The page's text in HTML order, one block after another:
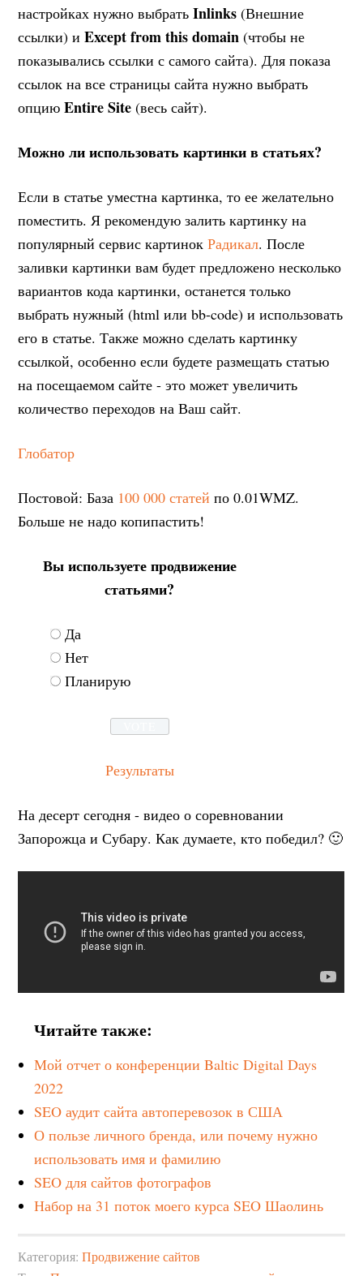
настройках нужно выбратьInlinks(Внешние
ссылки) иExcept from this domain (чтобы не
показывались ссылки с самого сайта). Для показа
ссылок на все страницы сайта нужно выбрать
опциюEntire Site(весь сайт).
Можно ли использовать картинки в статьях?
Если в статье уместна картинка, то ее желательно
поместить. Я рекомендую залить картинку на
популярный сервис картинокРадикал. После
заливки картинки вам будет предложено несколько
вариантов кода картинки, останется только
выбрать нужный (html или bb-code) и использовать
его в статье. Также можно сделать картинку
ссылкой, особенно если будете размещать статью
на посещаемом сайте - это может увеличить
количество переходов на Ваш сайт.
Глобатор
Постовой: База 100 000 статей по 0.01WMZ.
Больше не надо копипастить!
Вы используете продвижение
статьями?
Да
Нет
Планирую
Результаты
На десерт сегодня - видео о соревновании
Запорожца и Субару. Как думаете, кто победил? 🙂
Читайте также:
Мой отчет о конференции Baltic Digital Days
2022
SEO аудит сайта автоперевозок в США
О пользе личного бренда, или почему нужно
использовать имя и фамилию
SEO для сайтов фотографов
Набор на 31 поток моего курса SEO Шаолинь
Категория:Продвижение сайтов